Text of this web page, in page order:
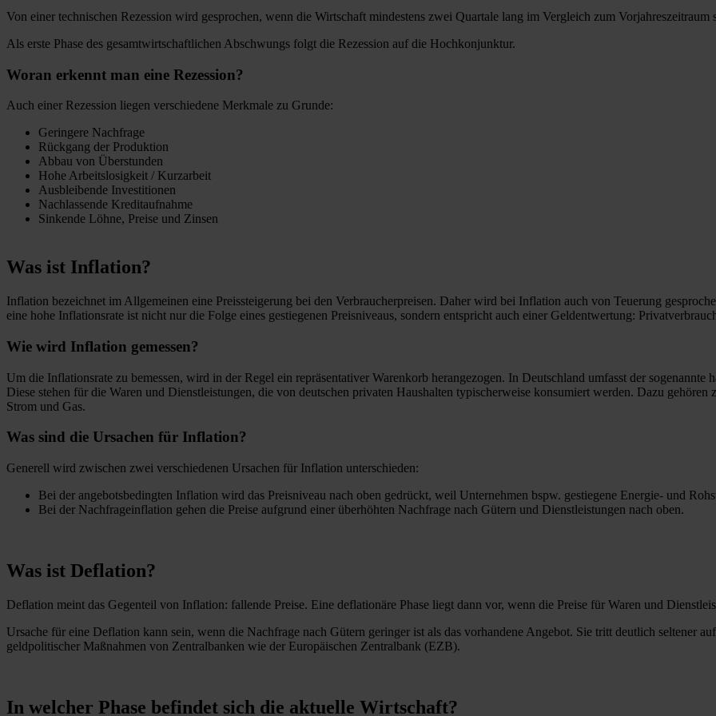
Von einer technischen Rezession wird gesprochen, wenn die Wirtschaft mindestens zwei Quartale lang im Vergleich zum
Als erste Phase des gesamtwirtschaftlichen Abschwungs folgt die Rezession auf die Hochkonjunktur.
Woran erkennt man eine Rezession?
Auch einer Rezession liegen verschiedene Merkmale zu Grunde:
Geringere Nachfrage
Rückgang der Produktion
Abbau von Überstunden
Hohe Arbeitslosigkeit / Kurzarbeit
Ausbleibende Investitionen
Nachlassende Kreditaufnahme
Sinkende Löhne, Preise und Zinsen
Was ist Inflation?
Inflation bezeichnet im Allgemeinen eine Preissteigerung bei den Verbraucherpreisen. Daher wird bei Inflation auch von Teuerung
eine hohe Inflationsrate ist nicht nur die Folge eines gestiegenen Preisniveaus, sondern entspricht auch einer Geldentwertung:
Wie wird Inflation gemessen?
Um die Inflationsrate zu bemessen, wird in der Regel ein repräsentativer Warenkorb herangezogen. In Deutschland umfasst der
Diese stehen für die Waren und Dienstleistungen, die von deutschen privaten Haushalten typischerweise konsumiert werden. Dazu
Strom und Gas.
Was sind die Ursachen für Inflation?
Generell wird zwischen zwei verschiedenen Ursachen für Inflation unterschieden:
Bei der angebotsbedingten Inflation wird das Preisniveau nach oben gedrückt, weil Unternehmen bspw. gestiegene Energie- und
Bei der Nachfrageinflation gehen die Preise aufgrund einer überhöhten Nachfrage nach Gütern und Dienstleistungen nach oben.
Was ist Deflation?
Deflation meint das Gegenteil von Inflation: fallende Preise. Eine deflationäre Phase liegt dann vor, wenn die Preise für Waren und
Ursache für eine Deflation kann sein, wenn die Nachfrage nach Gütern geringer ist als das vorhandene Angebot. Sie tritt deutlich seltener
geldpolitischer Maßnahmen von Zentralbanken wie der Europäischen Zentralbank (EZB).
In welcher Phase befindet sich die aktuelle Wirtschaft?